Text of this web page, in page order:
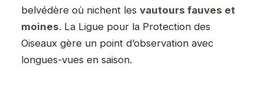
belvédère où nichent les vautours fauves et
moines. La Ligue pour la Protection des
Oiseaux gère un point d’observation avec
longues-vues en saison.